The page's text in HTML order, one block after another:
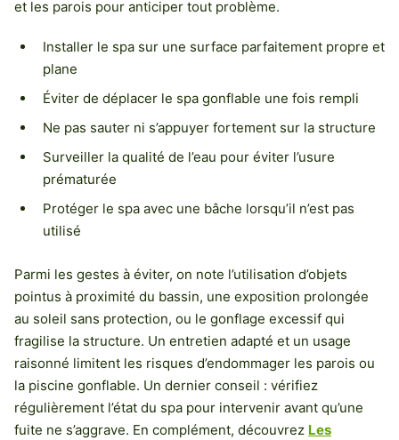
et les parois pour anticiper tout problème.
Installer le spa sur une surface parfaitement propre et
plane
Éviter de déplacer le spa gonflable une fois rempli
Ne pas sauter ni s’appuyer fortement sur la structure
Surveiller la qualité de l’eau pour éviter l’usure
prématurée
Protéger le spa avec une bâche lorsqu’il n’est pas
utilisé
Parmi les gestes à éviter, on note l’utilisation d’objets
pointus à proximité du bassin, une exposition prolongée
au soleil sans protection, ou le gonflage excessif qui
fragilise la structure. Un entretien adapté et un usage
raisonné limitent les risques d’endommager les parois ou
la piscine gonflable. Un dernier conseil : vérifiez
régulièrement l’état du spa pour intervenir avant qu’une
fuite ne s’aggrave. En complément, découvrez Les